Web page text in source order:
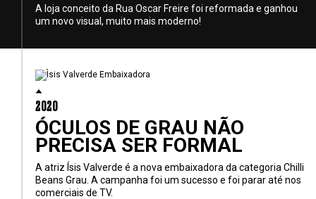
A loja conceito da Rua Oscar Freire foi reformada e ganhou
um novo visual, muito mais moderno!
2020
ÓCULOS DE GRAU NÃO
PRECISA SER FORMAL
A atriz Ísis Valverde é a nova embaixadora da categoria Chilli
Beans Grau. A campanha foi um sucesso e foi parar até nos
comerciais de TV.